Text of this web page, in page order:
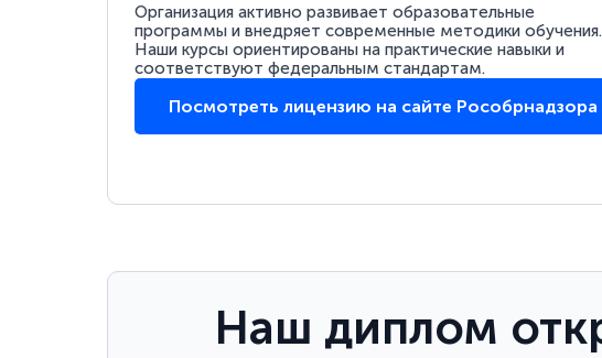
Организация активно развивает образовательные
программы и внедряет современные методики обучения.
Наши курсы ориентированы на практические навыки и
соответствуют федеральным стандартам.
Посмотреть лицензию на сайте Рособрнадзора
Наш диплом